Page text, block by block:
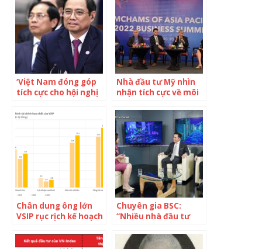
‘Việt Nam đóng góp
tích cực cho hội nghị
Nhà đầu tư Mỹ nhìn
nhận tích cực về môi
Việt Nam
Chân dung ông lớn
VSIP rục rịch kế hoạch
hecta, lợi nhuận đều
Chuyên gia BSC:
“Nhiều nhà đầu tư
đến chứng khoán